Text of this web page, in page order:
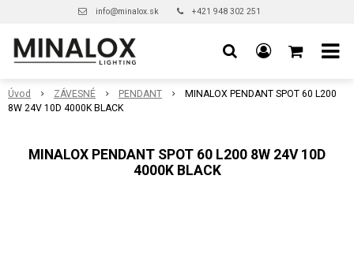
info@minalox.sk +421 948 302 251
Úvod ZÁVESNÉ PENDANT
MINALOX PENDANT SPOT 60 L200
8W 24V 10D 4000K BLACK
MINALOX PENDANT SPOT 60 L200 8W 24V 10D
4000K BLACK